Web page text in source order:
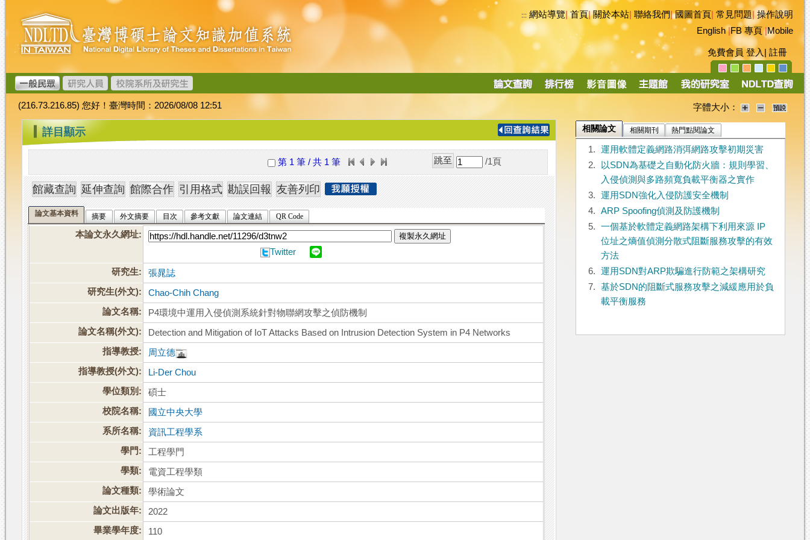
跳
到
主
要
內
容
臺
灣
博
碩
士
論
文
加
值
系
統
::: 網站導覽|首頁|關於本站 聯絡我們|國圖首頁 常見問題|操作說明
English|FB 專頁|Mobile
免費會員 登入 註冊
導
(216.73.216.85) 您好！臺灣時間：2026/08/08 12:51 字體大小：
::: 詳目顯示
第 1 筆 / 共 1 筆 /1 頁
論文基本資料 摘要 外文摘要 目次 參考文獻 論文連結 QR Code
本論文永久網址: 複製永久網址
Twitter
研究生:
張晁誌
研究生(外文):
Chao-Chih Chang
論文名稱:
P4環境中運用入侵偵測系統針對物聯網攻擊之偵防機制
論文名稱(外文):
Detection and Mitigation of IoT Attacks Based on Intrusion Detection System in P4 Networks
指導教授:
周立德
指導教授(外文):
Li-Der Chou
學位類別:
碩士
校院名稱:
國立中央大學
系所名稱:
資訊工程學系
學門:
工程學門
學類:
電資工程學類
論文種類:
學術論文
論文出版年:
2022
畢業學年度:
110
相關論文 相關期刊 熱門點閱論文
1.
運用軟體定義網路消弭網路攻擊初期災害
2.
以SDN為基礎之自動化防火牆：規則學習、
入侵偵測與多路頻寬負載平衡器之實作
3.
運用SDN強化入侵防護安全機制
4.
ARP Spoofing偵測及防護機制
5.
一個基於軟體定義網路架構下利用來源 IP
位址之熵值偵測分散式阻斷服務攻擊的有效
方法
6.
運用SDN對ARP欺騙進行防範之架構研究
7.
基於SDN的阻斷式服務攻擊之減緩應用於負
載平衡服務